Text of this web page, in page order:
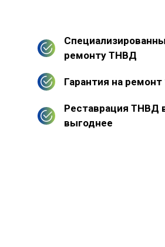
ремонту ТНВД
Гарантия на ремонт
Реставрация ТНВД
выгоднее